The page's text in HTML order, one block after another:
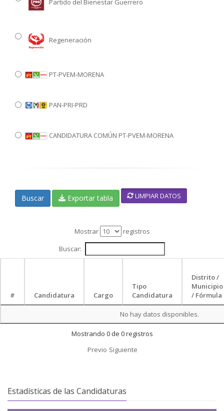
Partido del Bienestar Guerrero
Regeneración
PT-PVEM-MORENA
PAN-PRI-PRD
CANDIDATURA COMÚN PT-PVEM-MORENA
Buscar Exportar tabla LIMPIAR DATOS
Mostrar
registros
Buscar:
# Candidatura Cargo
Tipo
Candidatura
Distrito /
Municipio
/ Fórmula
No hay datos disponibles.
Mostrando 0 de 0 registros
Previo Siguiente
Estadísticas de las Candidaturas